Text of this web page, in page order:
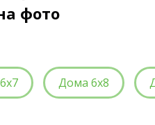
фото
Дома 6х8